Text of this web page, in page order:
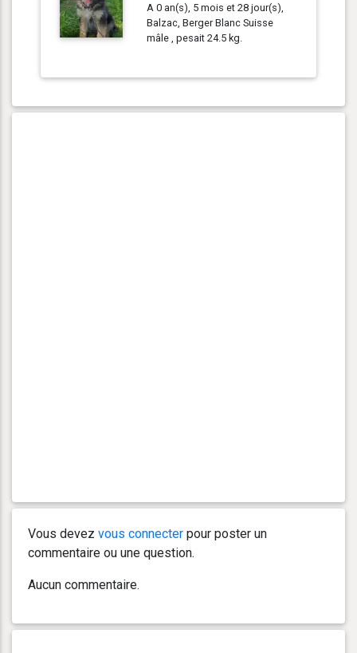
A 0 an(s), 5 mois et 28 jour(s),
Balzac, Berger Blanc Suisse
mâle , pesait 24.5 kg.
Vous devez vous connecter pour poster un
commentaire ou une question.
Aucun commentaire.